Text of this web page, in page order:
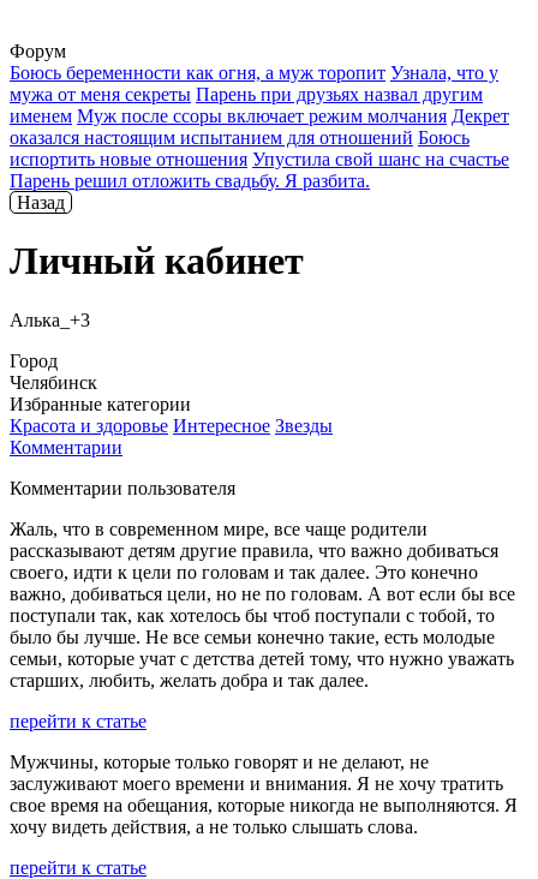
Форум
Боюсь беременности как огня, а муж торопит Узнала, что у
мужа от меня секреты Парень при друзьях назвал другим
именем Муж после ссоры включает режим молчания Декрет
оказался настоящим испытанием для отношений Боюсь
испортить новые отношения Упустила свой шанс на счастье
Парень решил отложить свадьбу. Я разбита.
Назад
Личный кабинет
Алька_+3
Город
Челябинск
Избранные категории
Красота и здоровье Интересное Звезды
Комментарии
Комментарии пользователя
Жаль, что в современном мире, все чаще родители
рассказывают детям другие правила, что важно добиваться
своего, идти к цели по головам и так далее. Это конечно
важно, добиваться цели, но не по головам. А вот если бы все
поступали так, как хотелось бы чтоб поступали с тобой, то
было бы лучше. Не все семьи конечно такие, есть молодые
семьи, которые учат с детства детей тому, что нужно уважать
старших, любить, желать добра и так далее.
перейти к статье
Мужчины, которые только говорят и не делают, не
заслуживают моего времени и внимания. Я не хочу тратить
свое время на обещания, которые никогда не выполняются. Я
хочу видеть действия, а не только слышать слова.
перейти к статье